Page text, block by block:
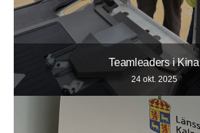
Teamleaders i Kina
24 okt. 2025